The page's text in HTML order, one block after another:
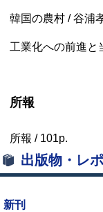
韓国の農村 / 谷浦
工業化への前進と
所報
所報 / 101p.
出版物・レ
新刊